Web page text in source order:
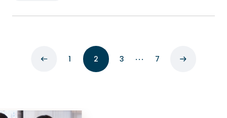
1 2 3 … 7